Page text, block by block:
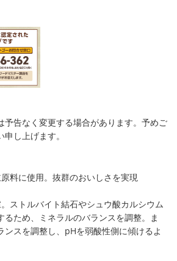
予告なく変更する場合があります。予めご
し上げます。
料に使用。抜群のおいしさを実現
ストルバイト結石やシュウ酸カルシウム
るため、ミネラルのバランスを調整。ま
ンスを調整し、pHを弱酸性側に傾けるよ